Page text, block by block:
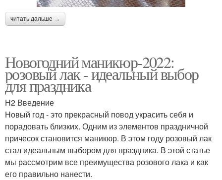
читать дальше →
Новогодний маникюр-2022:
розовый лак - идеальный выбор
для праздника
H2 Введение
Новый год - это прекрасный повод украсить себя и
порадовать близких. Одним из элементов праздничной
причесок становится маникюр. В этом году розовый лак
стал идеальным выбором для праздника. В этой статье
мы рассмотрим все преимущества розового лака и как
его правильно нанести.